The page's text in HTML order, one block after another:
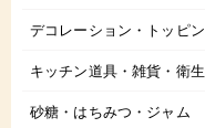
デコレーション・トッピ
キッチン道具・雑貨・衛
砂糖・はちみつ・ジャム